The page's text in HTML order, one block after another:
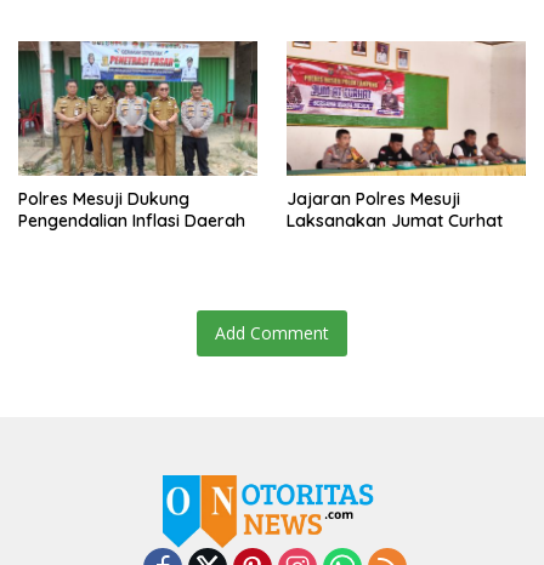
Polres Mesuji Dukung
Pengendalian Inflasi Daerah
Jajaran Polres Mesuji
Laksanakan Jumat Curhat
Add Comment